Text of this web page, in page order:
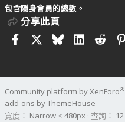
包含隱身會員的總數。
分享此頁
FacebookBluesky
Community platform by XenForo®
add-ons by ThemeHouse
寬度
查詢 12